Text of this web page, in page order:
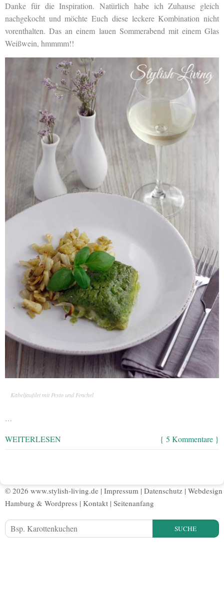
Danke für die Inspiration. Natürlich habe ich Zuhause gleich
nachgekocht und möchte Euch diese leckere Kombination nicht
vorenthalten. Das an einem lauen Sommerabend mit einem Glas
Weißwein, hmmmm!!
Kabeljaufilet mit Pesto und Fenchel
…
WEITERLESEN { 5 Kommentare }
© 2026 www.stylish-living.de | Impressum | Datenschutz | Webdesign
Hamburg & Wordpress | Kontakt | Seitenanfang
SUCHE